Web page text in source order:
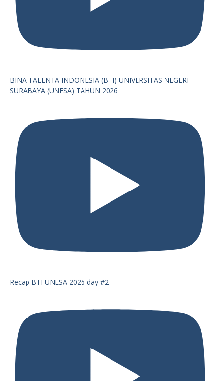
BINA TALENTA INDONESIA (BTI) UNIVERSITAS NEGERI
SURABAYA (UNESA) TAHUN 2026
Recap BTI UNESA 2026 day #2